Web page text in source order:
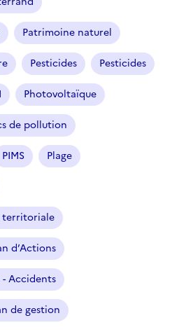
o
Patrimoine naturel
Pesticides Pesticides
Photovoltaïque
de pollution
PIMS Plage
territoriale
d’Actions
- Accidents
de gestion